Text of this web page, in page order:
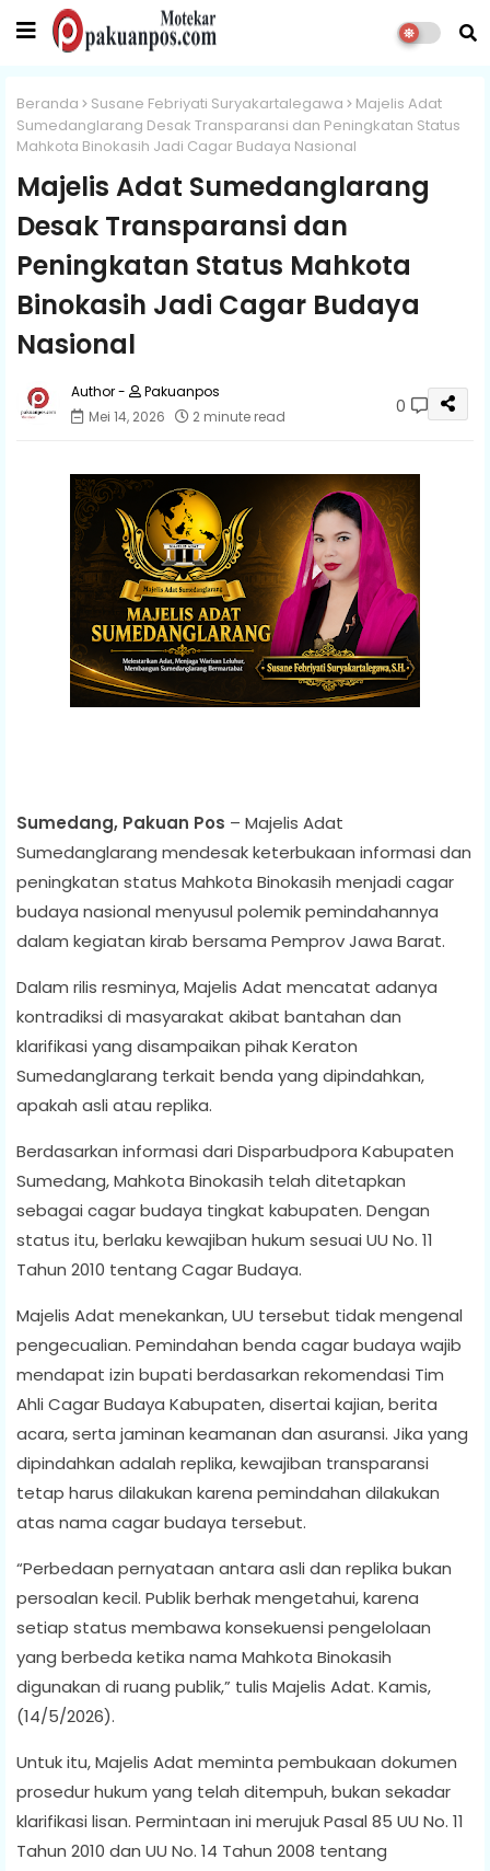
Beranda Susane Febriyati Suryakartalegawa
Majelis Adat
Sumedanglarang Desak Transparansi dan Peningkatan Status
Mahkota Binokasih Jadi Cagar Budaya Nasional
Majelis Adat Sumedanglarang
Desak Transparansi dan
Peningkatan Status Mahkota
Binokasih Jadi Cagar Budaya
Nasional
Pakuanpos
Mei 14, 2026
2 minute read 0
Sumedang, Pakuan Pos – Majelis Adat
Sumedanglarang mendesak keterbukaan informasi dan
peningkatan status Mahkota Binokasih menjadi cagar
budaya nasional menyusul polemik pemindahannya
dalam kegiatan kirab bersama Pemprov Jawa Barat.
Dalam rilis resminya, Majelis Adat mencatat adanya
kontradiksi di masyarakat akibat bantahan dan
klarifikasi yang disampaikan pihak Keraton
Sumedanglarang terkait benda yang dipindahkan,
apakah asli atau replika.
Berdasarkan informasi dari Disparbudpora Kabupaten
Sumedang, Mahkota Binokasih telah ditetapkan
sebagai cagar budaya tingkat kabupaten. Dengan
status itu, berlaku kewajiban hukum sesuai UU No. 11
Tahun 2010 tentang Cagar Budaya.
Majelis Adat menekankan, UU tersebut tidak mengenal
pengecualian. Pemindahan benda cagar budaya wajib
mendapat izin bupati berdasarkan rekomendasi Tim
Ahli Cagar Budaya Kabupaten, disertai kajian, berita
acara, serta jaminan keamanan dan asuransi. Jika yang
dipindahkan adalah replika, kewajiban transparansi
tetap harus dilakukan karena pemindahan dilakukan
atas nama cagar budaya tersebut.
“Perbedaan pernyataan antara asli dan replika bukan
persoalan kecil. Publik berhak mengetahui, karena
setiap status membawa konsekuensi pengelolaan
yang berbeda ketika nama Mahkota Binokasih
digunakan di ruang publik,” tulis Majelis Adat. Kamis,
(14/5/2026).
Untuk itu, Majelis Adat meminta pembukaan dokumen
prosedur hukum yang telah ditempuh, bukan sekadar
klarifikasi lisan. Permintaan ini merujuk Pasal 85 UU No. 11
Tahun 2010 dan UU No. 14 Tahun 2008 tentang